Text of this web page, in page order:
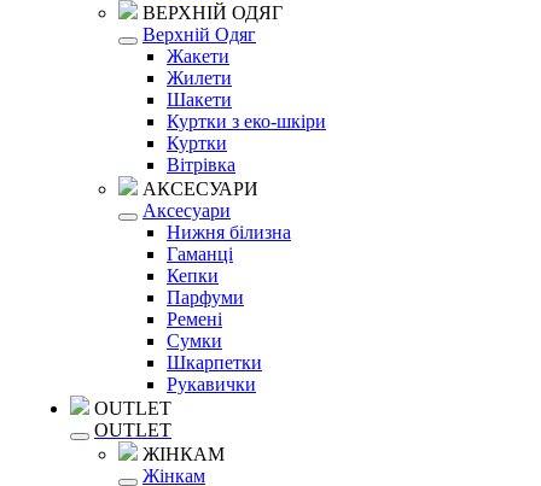
ВЕРХНІЙ ОДЯГ
Верхній Одяг
Жакети
Жилети
Шакети
Куртки з еко-шкіри
Куртки
Вітрівка
АКСЕСУАРИ
Аксесуари
Нижня білизна
Гаманці
Кепки
Парфуми
Ремені
Сумки
Шкарпетки
Рукавички
OUTLET
OUTLET
ЖІНКАМ
Жінкам